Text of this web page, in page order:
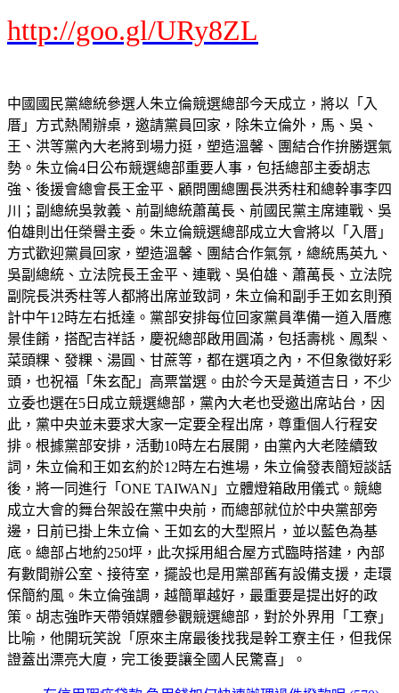
http://goo.gl/URy8ZL
中國國民黨總統參選人朱立倫競選總部今天成立，將以「入
厝」方式熱鬧辦桌，邀請黨員回家，除朱立倫外，馬、吳、
王、洪等黨內大老將到場力挺，塑造溫馨、團結合作拚勝選氣
勢。朱立倫4日公布競選總部重要人事，包括總部主委胡志
強、後援會總會長王金平、顧問團總團長洪秀柱和總幹事李四
川；副總統吳敦義、前副總統蕭萬長、前國民黨主席連戰、吳
伯雄則出任榮譽主委。朱立倫競選總部成立大會將以「入厝」
方式歡迎黨員回家，塑造溫馨、團結合作氣氛，總統馬英九、
吳副總統、立法院長王金平、連戰、吳伯雄、蕭萬長、立法院
副院長洪秀柱等人都將出席並致詞，朱立倫和副手王如玄則預
計中午12時左右抵達。黨部安排每位回家黨員準備一道入厝應
景佳餚，搭配吉祥話，慶祝總部啟用圓滿，包括壽桃、鳳梨、
菜頭粿、發粿、湯圓、甘蔗等，都在選項之內，不但象徵好彩
頭，也祝福「朱玄配」高票當選。由於今天是黃道吉日，不少
立委也選在5日成立競選總部，黨內大老也受邀出席站台，因
此，黨中央並未要求大家一定要全程出席，尊重個人行程安
排。根據黨部安排，活動10時左右展開，由黨內大老陸續致
詞，朱立倫和王如玄約於12時左右進場，朱立倫發表簡短談話
後，將一同進行「ONE TAIWAN」立體燈箱啟用儀式。競總
成立大會的舞台架設在黨中央前，而總部就位於中央黨部旁
邊，日前已掛上朱立倫、王如玄的大型照片，並以藍色為基
底。總部占地約250坪，此次採用組合屋方式臨時搭建，內部
有數間辦公室、接待室，擺設也是用黨部舊有設備支援，走環
保簡約風。朱立倫強調，越簡單越好，最重要是提出好的政
策。胡志強昨天帶領媒體參觀競選總部，對於外界用「工寮」
比喻，他開玩笑說「原來主席最後找我是幹工寮主任，但我保
證蓋出漂亮大廈，完工後要讓全國人民驚喜」。